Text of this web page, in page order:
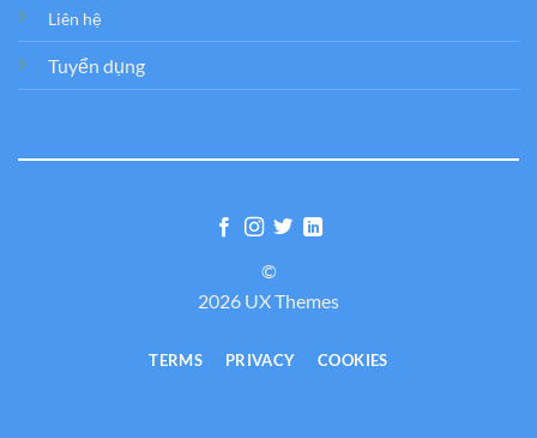
Liên hệ
Tuyển dụng
©
2026 UX Themes
TERMS PRIVACY COOKIES